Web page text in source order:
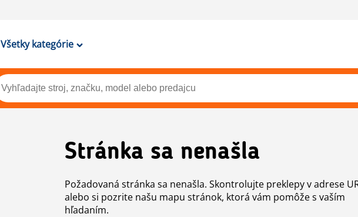
Všetky kategórie
Stránka sa nenašla
Požadovaná stránka sa nenašla. Skontrolujte preklepy v adrese
alebo si pozrite našu mapu stránok, ktorá vám pomôže s vaším
hľadaním.